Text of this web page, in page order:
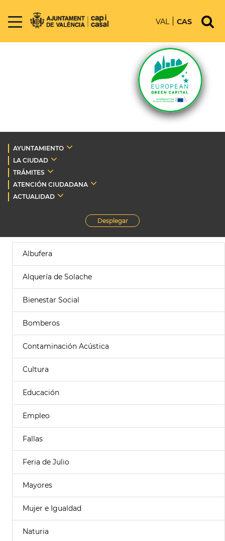
VAL CAS
AYUNTAMIENTO
LA CIUDAD
TRÁMITES
ATENCIÓN CIUDADANA
ACTUALIDAD
Desplegar
Albufera
Alquería de Solache
Bienestar Social
Bomberos
Contaminación Acústica
Cultura
Educación
Empleo
Fallas
Feria de Julio
Mayores
Mujer e Igualdad
Naturia